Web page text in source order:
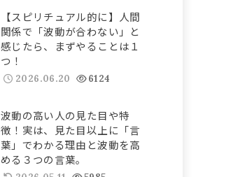
【スピリチュアル的に】人間
関係で「波動が合わない」と
感じたら、まずやることは１
つ！
2026.06.20 6124
波動の高い人の見た目や特
徴！実は、見た目以上に「言
葉」でわかる理由と波動を高
める３つの言葉。